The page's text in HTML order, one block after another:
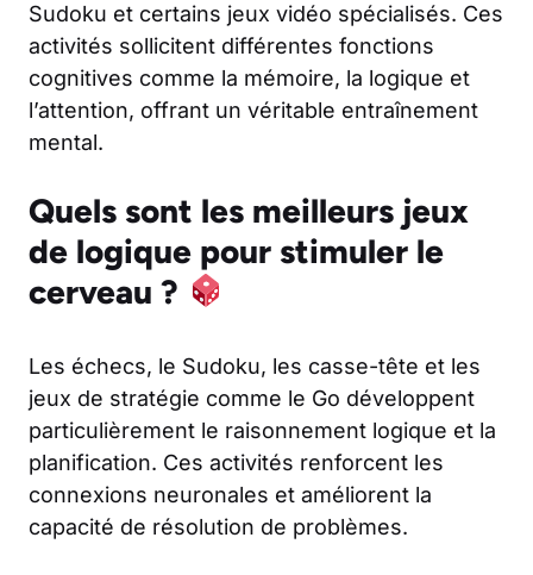
Sudoku et certains jeux vidéo spécialisés. Ces
activités sollicitent différentes fonctions
cognitives comme la mémoire, la logique et
l’attention, offrant un véritable entraînement
mental.
Quels sont les meilleurs jeux
de logique pour stimuler le
cerveau ?
Les échecs, le Sudoku, les casse-tête et les
jeux de stratégie comme le Go développent
particulièrement le raisonnement logique et la
planification. Ces activités renforcent les
connexions neuronales et améliorent la
capacité de résolution de problèmes.